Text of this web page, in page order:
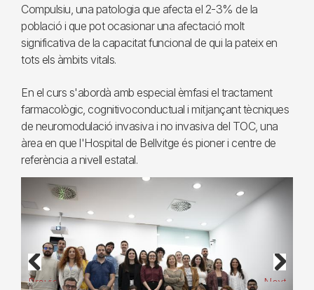
Compulsiu, una patologia que afecta el 2-3% de la
població i que pot ocasionar una afectació molt
significativa de la capacitat funcional de qui la pateix en
tots els àmbits vitals.
En el curs s'abordà amb especial èmfasi el tractament
farmacològic, cognitivoconductual i mitjançant tècniques
de neuromodulació invasiva i no invasiva del TOC, una
àrea en que l'Hospital de Bellvitge és pioner i centre de
referència a nivell estatal.
Previous Next